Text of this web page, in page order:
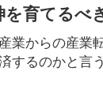
育てるべ
業からの産業
するのかと言